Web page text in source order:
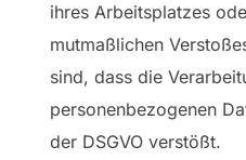
ihres Arbeitsplatzes
mutmaßlichen
sind, dass die
personenbezogenen
der DSGVO verstößt.